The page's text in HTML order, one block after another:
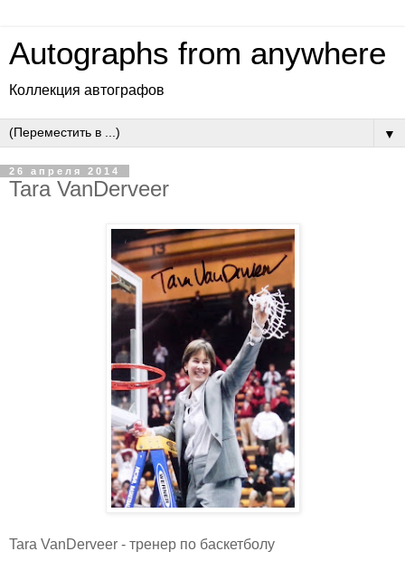
Autographs from anywhere
Коллекция автографов
▼
26 апреля 2014
Tara VanDerveer
Tara VanDerveer - тренер по баскетболу